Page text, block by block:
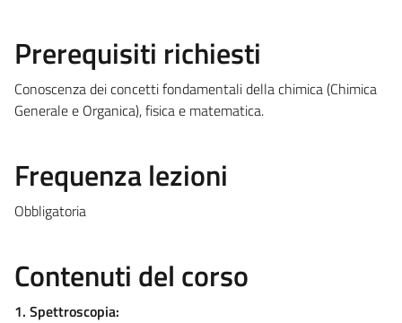
Prerequisiti richiesti
Conoscenza dei concetti fondamentali della chimica (Chimica
Generale e Organica), fisica e matematica.
Frequenza lezioni
Obbligatoria
Contenuti del corso
1. Spettroscopia: